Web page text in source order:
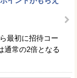
最初に招待コー
通常の2倍となる